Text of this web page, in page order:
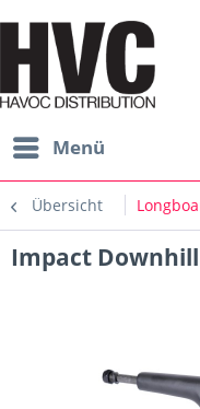
Menü
Übersicht
Impact